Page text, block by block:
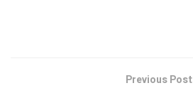
Previous Post